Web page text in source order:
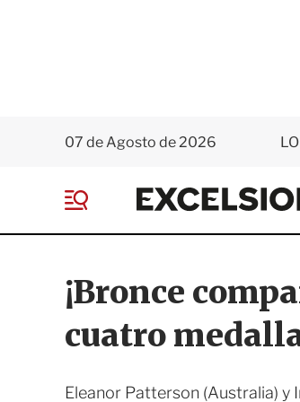
07 de Agosto de 2026
e
¡Bronce
cuatro
Eleanor Patterson (Australia) y